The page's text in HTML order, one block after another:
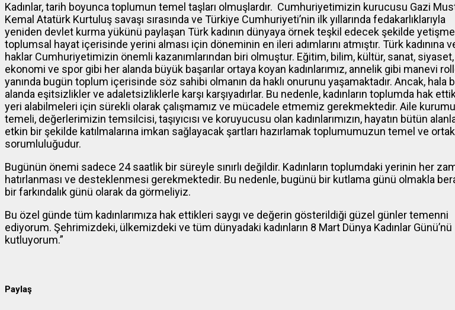
Kadınlar, tarih boyunca toplumun temel taşları olmuşlardır. Cumhuriyetimizin kurucusu Gazi
Kemal Atatürk Kurtuluş savaşı sırasında ve Türkiye Cumhuriyeti’nin ilk yıllarında fedakarlıklarıyla
yeniden devlet kurma yükünü paylaşan Türk kadının dünyaya örnek teşkil edecek şekilde
toplumsal hayat içerisinde yerini alması için döneminin en ileri adımlarını atmıştır. Türk kadınına
haklar Cumhuriyetimizin önemli kazanımlarından biri olmuştur. Eğitim, bilim, kültür, sanat, siyaset,
ekonomi ve spor gibi her alanda büyük başarılar ortaya koyan kadınlarımız, annelik gibi manevi
yanında bugün toplum içerisinde söz sahibi olmanın da haklı onurunu yaşamaktadır. Ancak, hala
alanda eşitsizlikler ve adaletsizliklerle karşı karşıyadırlar. Bu nedenle, kadınların toplumda hak
yeri alabilmeleri için sürekli olarak çalışmamız ve mücadele etmemiz gerekmektedir. Aile
temeli, değerlerimizin temsilcisi, taşıyıcısı ve koruyucusu olan kadınlarımızın, hayatın bütün
etkin bir şekilde katılmalarına imkan sağlayacak şartları hazırlamak toplumumuzun temel ve ortak
sorumluluğudur.
Bugünün önemi sadece 24 saatlik bir süreyle sınırlı değildir. Kadınların toplumdaki yerinin her
hatırlanması ve desteklenmesi gerekmektedir. Bu nedenle, bugünü bir kutlama günü olmakla
bir farkındalık günü olarak da görmeliyiz.
Bu özel günde tüm kadınlarımıza hak ettikleri saygı ve değerin gösterildiği güzel günler temenni
ediyorum. Şehrimizdeki, ülkemizdeki ve tüm dünyadaki kadınların 8 Mart Dünya Kadınlar Günü’nü
kutluyorum.”
Paylaş